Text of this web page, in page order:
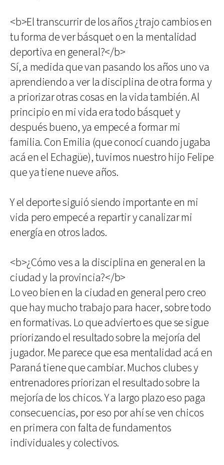
<b>El transcurrir de los años ¿trajo cambios en
tu forma de ver básquet o en la mentalidad
deportiva en general?</b>
Sí, a medida que van pasando los años uno va
aprendiendo a ver la disciplina de otra forma y
a priorizar otras cosas en la vida también. Al
principio en mi vida era todo básquet y
después bueno, ya empecé a formar mi
familia. Con Emilia (que conocí cuando jugaba
acá en el Echagüe), tuvimos nuestro hijo Felipe
que ya tiene nueve años.
Y el deporte siguió siendo importante en mi
vida pero empecé a repartir y canalizar mi
energía en otros lados.
<b>¿Cómo ves a la disciplina en general en la
ciudad y la provincia?</b>
Lo veo bien en la ciudad en general pero creo
que hay mucho trabajo para hacer, sobre todo
en formativas. Lo que advierto es que se sigue
priorizando el resultado sobre la mejoría del
jugador. Me parece que esa mentalidad acá en
Paraná tiene que cambiar. Muchos clubes y
entrenadores priorizan el resultado sobre la
mejoría de los chicos. Y a largo plazo eso paga
consecuencias, por eso por ahí se ven chicos
en primera con falta de fundamentos
individuales y colectivos.